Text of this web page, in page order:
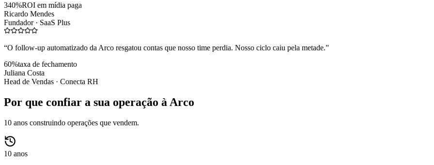
340%ROI em mídia paga
Ricardo Mendes
Fundador · SaaS Plus
“O follow-up automatizado da Arco resgatou contas que nosso time perdia. Nosso ciclo caiu pela metade.”
60%taxa de fechamento
Juliana Costa
Head de Vendas · Conecta RH
Por que confiar a sua operação à Arco
10 anos construindo operações que vendem.
10 anos